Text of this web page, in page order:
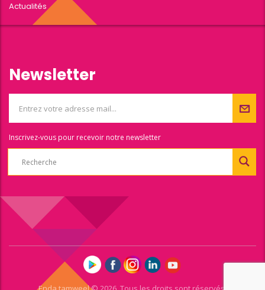
Actualités
Newsletter
Inscrivez-vous pour recevoir notre newsletter